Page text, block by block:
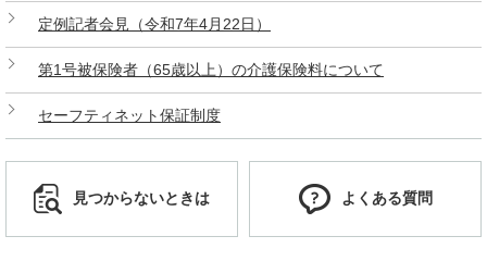
定例記者会見（令和7年4月22日）
第1号被保険者（65歳以上）の介護保険料について
セーフティネット保証制度
見つからないときは よくある質問